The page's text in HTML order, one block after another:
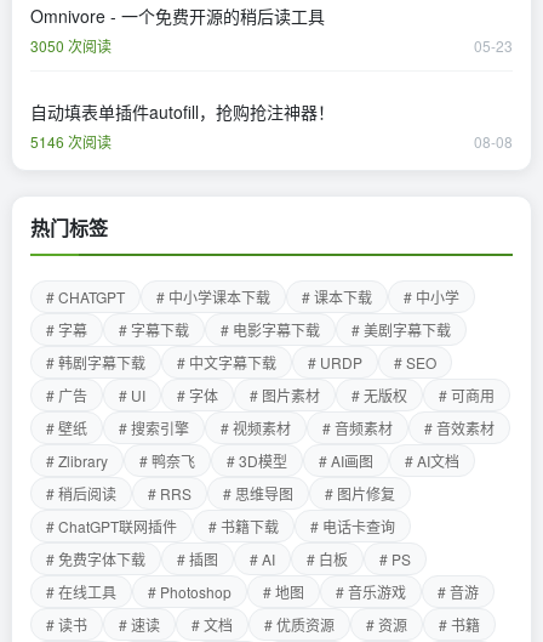
Omnivore - 一个免费开源的稍后读工具
3050 次阅读 05-23
自动填表单插件autofill，抢购抢注神器！
5146 次阅读 08-08
热门标签
# CHATGPT # 中小学课本下载 # 课本下载
# 中小学
# 字幕
# 字幕下载 # 电影字幕下载
# 美剧字幕下载
# 韩剧字幕下载
# 中文字幕下载 # URDP
# SEO
# 广告
# UI # 字体 # 图片素材 # 无版权
# 可商用
# 壁纸
# 搜索引擎 # 视频素材 # 音频素材
# 音效素材
# Zlibrary
# 鸭奈飞 # 3D模型 # AI画图
# AI文档
# 稍后阅读
# RRS # 思维导图
# 图片修复
# ChatGPT联网插件
# 书籍下载
# 电话卡查询
# 免费字体下载
# 插图 # AI # 白板
# PS
# 在线工具
# Photoshop # 地图 # 音乐游戏
# 音游
# 读书
# 速读 # 文档 # 优质资源 # 资源 # 书籍